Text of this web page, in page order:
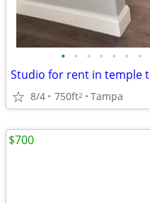
• • • • • • •
8/4 750ft2 Tampa
$700